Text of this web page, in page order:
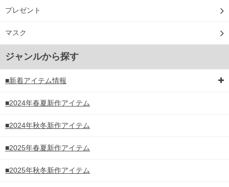
プレゼント
マスク
ジャンルから探す
■新着アイテム情報
■2024年春夏新作アイテム
■2024年秋冬新作アイテム
■2025年春夏新作アイテム
■2025年秋冬新作アイテム